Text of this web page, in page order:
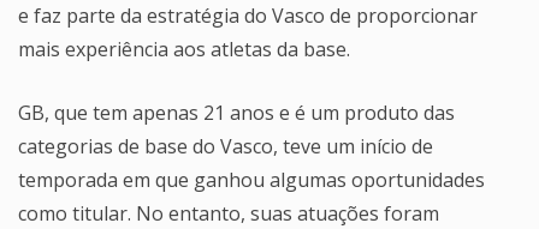
e faz parte da estratégia do Vasco de proporcionar
mais experiência aos atletas da base.
GB, que tem apenas 21 anos e é um produto das
categorias de base do Vasco, teve um início de
temporada em que ganhou algumas oportunidades
como titular. No entanto, suas atuações foram